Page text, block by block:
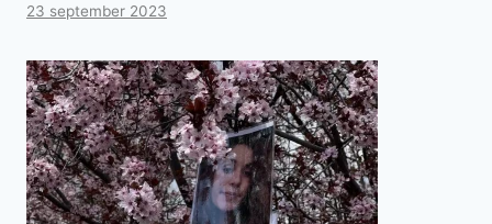
23 september 2023